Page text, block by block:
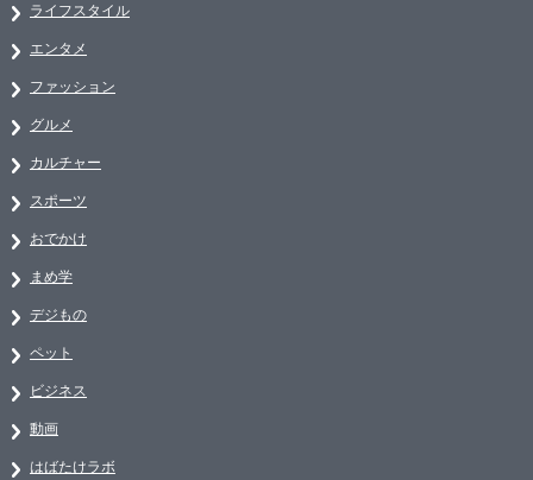
ライフスタイル
エンタメ
ファッション
グルメ
カルチャー
スポーツ
おでかけ
まめ学
デジもの
ペット
ビジネス
動画
はばたけラボ